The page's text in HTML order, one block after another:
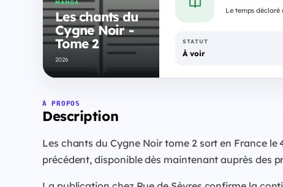
MANGA
Les chants du
Cygne Noir -
Tome 2
2026
Le temps
STATUT
À voir
À PROPOS
Description
Les chants du Cygne Noir tome 2 sort en France
précédent, disponible dès maintenant auprès des